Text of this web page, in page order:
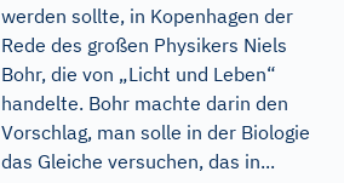
werden sollte, in Kopenhagen der
Rede des großen Physikers Niels
Bohr, die von „Licht und Leben“
handelte. Bohr machte darin den
Vorschlag, man solle in der Biologie
das Gleiche versuchen, das in...